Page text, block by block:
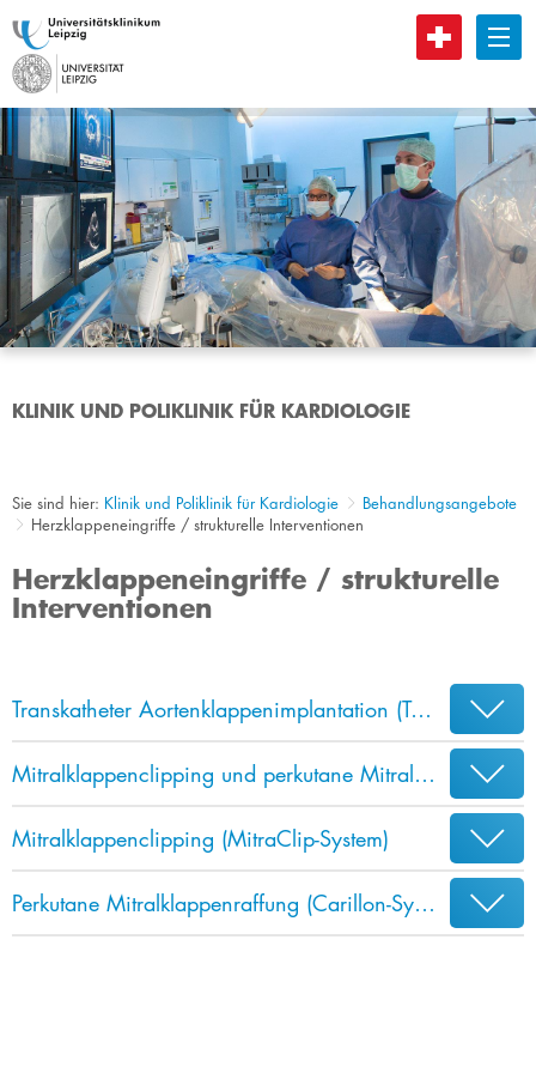
B
KLINIK UND POLIKLINIK FÜR KARDIOLOGIE
Sie sind hier: Klinik und Poliklinik für Kardiologie
Behandlungsangebote
Herzklappeneingriffe / strukturelle Interventionen
Herzklappeneingriffe / strukturelle
Interventionen
Transkatheter Aortenklappenimplantation (TAVI)
Mitralklappenclipping und perkutane Mitralklappenraffung
Mitralklappenclipping (MitraClip-System)
Perkutane Mitralklappenraffung (Carillon-System)